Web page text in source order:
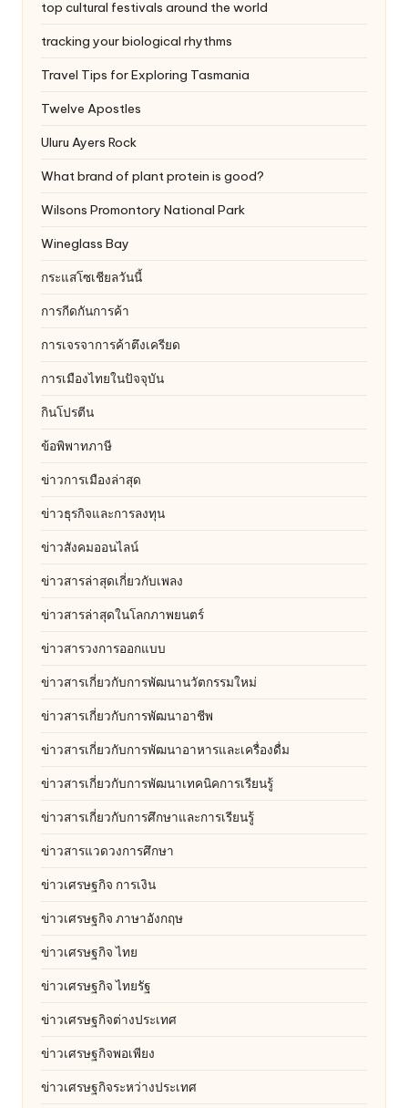
top cultural festivals around the world
tracking your biological rhythms
Travel Tips for Exploring Tasmania
Twelve Apostles
Uluru Ayers Rock
What brand of plant protein is good?
Wilsons Promontory National Park
Wineglass Bay
กระแสโซเชียลวันนี้
การกีดกันการค้า
การเจรจาการค้าตึงเครียด
การเมืองไทยในปัจจุบัน
กินโปรตีน
ข้อพิพาทภาษี
ข่าวการเมืองล่าสุด
ข่าวธุรกิจและการลงทุน
ข่าวสังคมออนไลน์
ข่าวสารล่าสุดเกี่ยวกับเพลง
ข่าวสารล่าสุดในโลกภาพยนตร์
ข่าวสารวงการออกแบบ
ข่าวสารเกี่ยวกับการพัฒนานวัตกรรมใหม่
ข่าวสารเกี่ยวกับการพัฒนาอาชีพ
ข่าวสารเกี่ยวกับการพัฒนาอาหารและเครื่องดื่ม
ข่าวสารเกี่ยวกับการพัฒนาเทคนิคการเรียนรู้
ข่าวสารเกี่ยวกับการศึกษาและการเรียนรู้
ข่าวสารแวดวงการศึกษา
ข่าวเศรษฐกิจ การเงิน
ข่าวเศรษฐกิจ ภาษาอังกฤษ
ข่าวเศรษฐกิจ ไทย
ข่าวเศรษฐกิจ ไทยรัฐ
ข่าวเศรษฐกิจต่างประเทศ
ข่าวเศรษฐกิจพอเพียง
ข่าวเศรษฐกิจระหว่างประเทศ